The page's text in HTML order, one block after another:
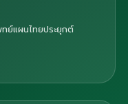
ย์แผนไทยประยุกต์